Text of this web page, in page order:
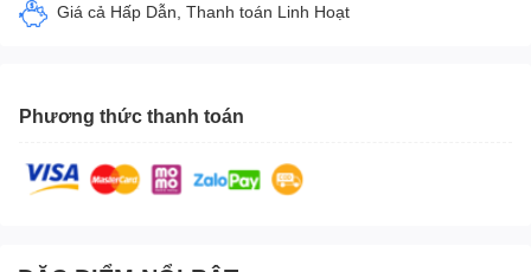
Giá cả Hấp Dẫn, Thanh toán Linh Hoạt
Phương thức thanh toán